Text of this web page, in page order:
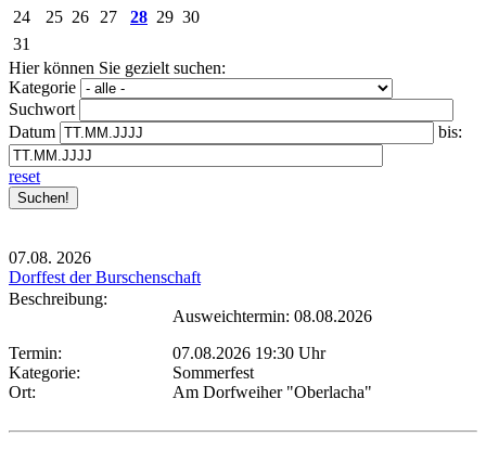
24
25 26 27 28 29 30
31
Hier können Sie gezielt suchen:
Kategorie
Suchwort
Datum
bis:
reset
07.08. 2026
Dorffest der Burschenschaft
Beschreibung:
Ausweichtermin: 08.08.2026
Termin:
07.08.2026 19:30 Uhr
Kategorie:
Sommerfest
Ort:
Am Dorfweiher "Oberlacha"